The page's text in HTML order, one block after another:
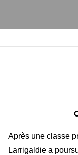
Après une classe
Larrigaldie a